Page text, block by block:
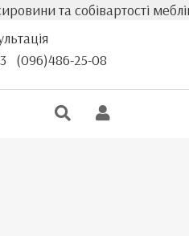
собівартості меблів,
(096)486-25-08